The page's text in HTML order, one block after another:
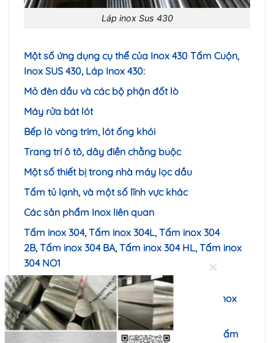
Láp inox Sus 430
Một số ứng dụng cụ thể của Inox 430 Tấm Cuộn,
Inox SUS 430, Láp Inox 430:
Mỏ đèn dầu và các bộ phận đốt lò
Máy rửa bát lót
Bếp lò vòng trim, lót ống khói
Trang trí ô tô, dây điền chằng buộc
Một số thiết bị trong nhà máy lọc dầu
Tấm tủ lạnh, và một số lĩnh vực khác
Các sản phẩm Inox liên quan
Tấm inox 304, Tấm inox 304L, Tấm inox 304
2B, Tấm inox 304 BA, Tấm inox 304 HL, Tấm inox
304 NO1
Tấm inox 316, Tấm inox 304 L, Tấm inox 304
2B,Tấm inox 304 BA, Tấm inox 304 HL,Tấm inox
304 NO1
Tấm inox 301, Tấm inox 201, Tấm inox 420, Tấm